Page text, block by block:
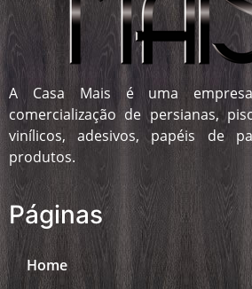
A Casa Mais é uma
comercialização de persianas,
vinílicos, adesivos, papéis de
produtos.
Páginas
Home